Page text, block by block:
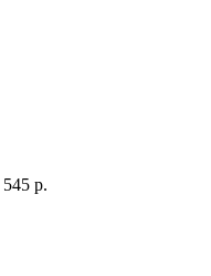
545 р.